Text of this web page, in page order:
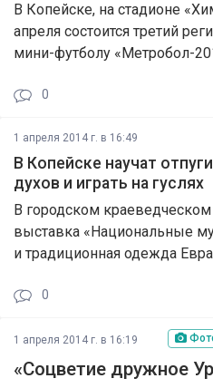
В Копейске, на стадионе
апреля состоится третий
мини-футболу «Метробол-
0
1 апреля 2014 г. в 16:49
В Копейске научат
духов и играть на гуслях
В городском
выставка «Национальные
и традиционная одежда
0
1 апреля 2014 г. в 16:19
«Соцветие дружное